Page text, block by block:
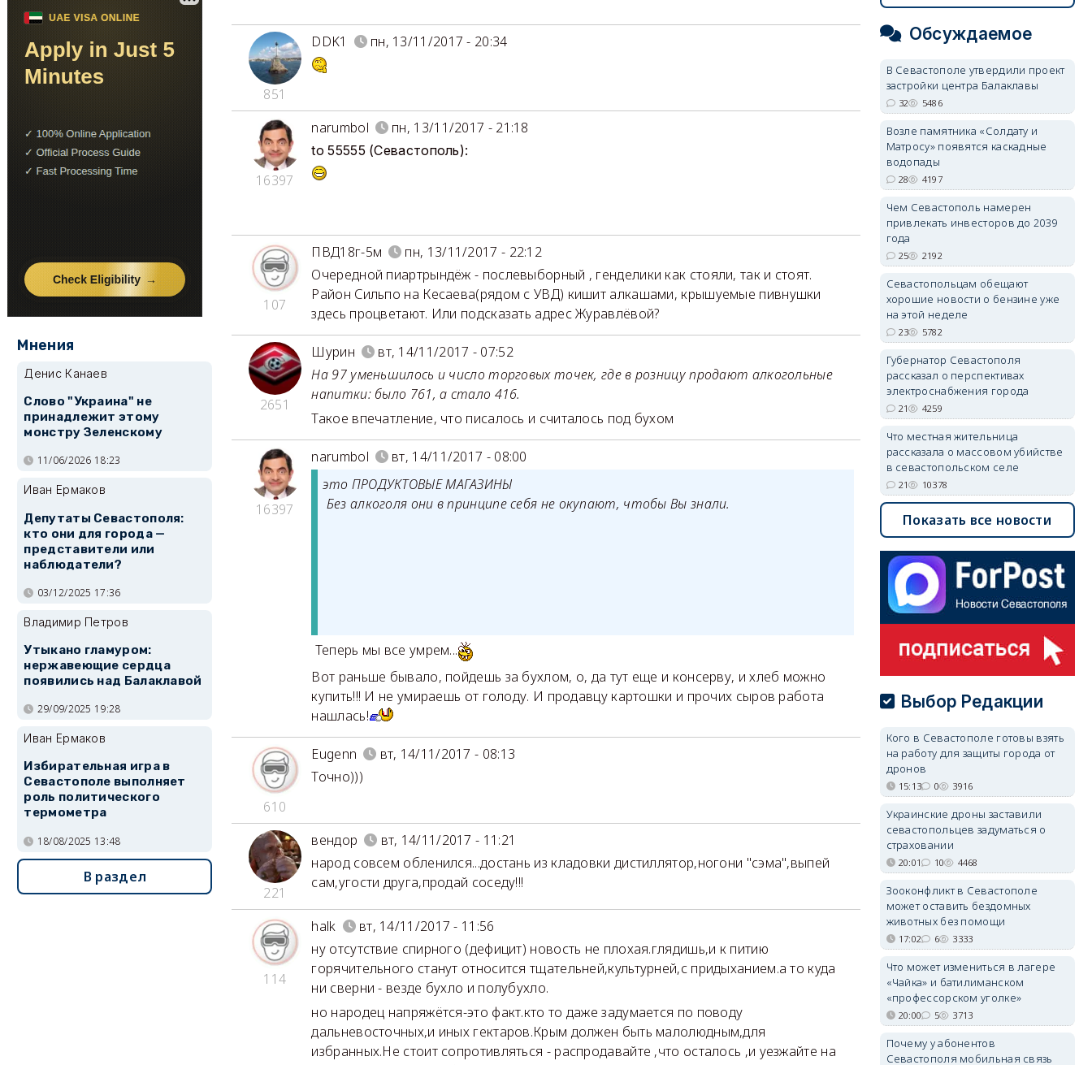
851
DDK1 пн, 13/11/2017 - 20:34
16397
narumbol пн, 13/11/2017 - 21:18
to 55555 (Севастополь):
107
ПВД18г-5м
пн, 13/11/2017 - 22:12
Очередной пиартрындёж - послевыборный , генделики как стояли, так и стоят.
Район Сильпо на Кесаева(рядом с УВД) кишит алкашами, крышуемые пивнушки
здесь процветают. Или подсказать адрес Журавлёвой?
2651
Шурин
вт, 14/11/2017 - 07:52
На 97 уменьшилось и число торговых точек, где в розницу продают алкогольные
напитки: было 761, а стало 416.
Такое впечатление, что писалось и считалось под бухом
16397
narumbol
вт, 14/11/2017 - 08:00
это ПРОДУКТОВЫЕ МАГАЗИНЫ
Без алкоголя они в принципе себя не окупают, чтобы Вы знали.
Теперь мы все умрем...
Вот раньше бывало, пойдешь за бухлом, о, да тут еще и консерву, и хлеб можно
купить!!! И не умираешь от голоду. И продавцу картошки и прочих сыров работа
нашлась!
610
Eugenn
вт, 14/11/2017 - 08:13
Точно)))
221
вендор
вт, 14/11/2017 - 11:21
народ совсем обленился...достань из кладовки дистиллятор,ногони "сэма",выпей
сам,угости друга,продай соседу!!!
114
halk
вт, 14/11/2017 - 11:56
ну отсутствие спирного (дефицит) новость не плохая.глядишь,и к питию
горячительного станут относится тщательней,культурней,с придыханием.а то куда
ни сверни - везде бухло и полубухло.
но народец напряжётся-это факт.кто то даже задумается по поводу
дальневосточных,и иных гектаров.Крым должен быть малолюдным,для
избранных.Не стоит сопротивляться - распродавайте ,что осталось ,и уезжайте на
Мнения
Денис Канаев
Слово "Украина" не
принадлежит этому
монстру Зеленскому
11/06/2026 18:23
Иван Ермаков
Депутаты Севастополя:
кто они для города —
представители или
наблюдатели?
03/12/2025 17:36
Владимир Петров
Утыкано гламуром:
нержавеющие сердца
появились над Балаклавой
29/09/2025 19:28
Иван Ермаков
Избирательная игра в
Севастополе выполняет
роль политического
термометра
18/08/2025 13:48
В раздел
Обсуждаемое
В Севастополе утвердили проект
застройки центра Балаклавы
32 5486
Возле памятника «Солдату и
Матросу» появятся каскадные
водопады
28 4197
Чем Севастополь намерен
привлекать инвесторов до 2039
года
25 2192
Севастопольцам обещают
хорошие новости о бензине уже
на этой неделе
23 5782
Губернатор Севастополя
рассказал о перспективах
электроснабжения города
21 4259
Что местная жительница
рассказала о массовом убийстве
в севастопольском селе
21 10378
Показать все новости
Выбор Редакции
Кого в Севастополе готовы взять
на работу для защиты города от
дронов
15:13 0 3916
Украинские дроны заставили
севастопольцев задуматься о
страховании
20:01 10 4468
Зооконфликт в Севастополе
может оставить бездомных
животных без помощи
17:02 6 3333
Что может измениться в лагере
«Чайка» и батилиманском
«профессорском уголке»
20:00 5 3713
Почему у абонентов
Севастополя мобильная связь